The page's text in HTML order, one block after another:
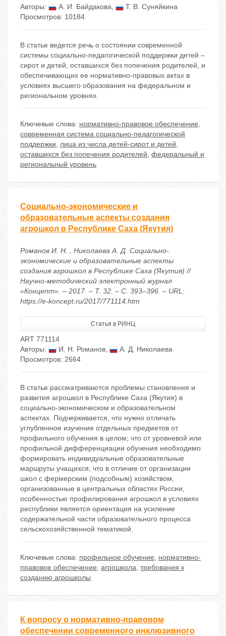
Авторы:
А. И. Байдакова,
Т. В. Суняйкина
Просмотров: 10184
В статье ведется речь о состоянии современной
системы социально-педагогической поддержки детей –
сирот и детей, оставшихся без попечения родителей, и
обеспечивающих ее нормативно-правовых актах в
условиях высшего образования на федеральном и
региональном уровнях.
Ключевые слова: нормативно-правовое обеспечение,
современная система социально-педагогической
поддержки, лица из числа детей-сирот и детей,
оставшихся без попечения родителей, федеральный и
региональный уровень
Социально-экономические и
образовательные аспекты создания
агрошкол в Республике Саха (Якутия)
Романов И. Н. , Николаева А. Д. Социально-
экономические и образовательные аспекты
создания агрошкол в Республике Саха (Якутия) //
Научно-методический электронный журнал
«Концепт». – 2017. – Т. 32. – С. 393–396. – URL:
https://e-koncept.ru/2017/771114.htm
Статья в РИНЦ
ART 771114
Авторы:
И. Н. Романов,
А. Д. Николаева
Просмотров: 2664
В статье рассматриваются проблемы становления и
развития агрошкол в Республике Саха (Якутия) в
социально-экономическом и образовательном
аспектах. Подчеркивается, что нужно отличать
углубленное изучение отдельных предметов от
профильного обучения в целом; что от уровневой или
профильной дифференциации обучения необходимо
формировать индивидуальные образовательные
маршруты учащихся; что в отличие от организации
школ с фермерским (подсобным) хозяйством,
организованные в центральных областях России,
особенностью профилирования агрошкол в условиях
республики является ориентация на усиление
содержательной части образовательного процесса
сельскохозяйственной тематикой.
Ключевые слова: профильное обучение, нормативно-
правовое обеспечение, агрошкола, требования к
созданию агрошколы
К вопросу о нормативно-правовом
обеспечении современного инклюзивного